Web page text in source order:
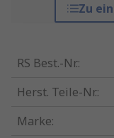
Zu
RS Best.-Nr.:
Herst. Teile-Nr.:
Marke: